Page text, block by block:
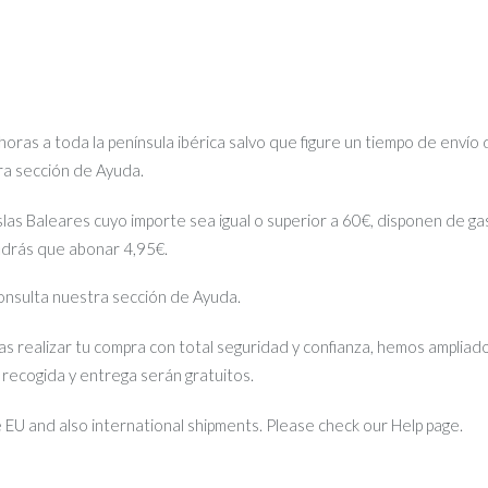
a toda la península ibérica salvo que figure un tiempo de
sección de Ayuda.
Baleares cuyo importe sea igual o superior a 60€, disponen de
que abonar 4,95€.
nuestra sección de Ayuda.
realizar tu compra con total seguridad y confianza, hemos
y entrega serán gratuitos.
and also international shipments. Please check our Help page.